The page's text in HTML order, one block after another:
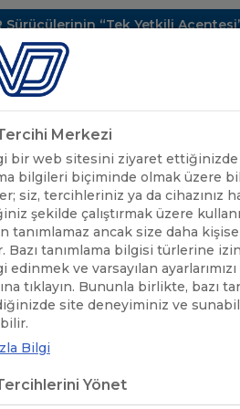
“Tek Yetkili Acentesi”
SEKTÖREL
HİZMETLERİMİZ / TOBBUYUM
ÇÖZÜM
Merkezi
bir web sitesini ziyaret ettiğinizde
bilgileri biçiminde olmak üzere
siz, tercihleriniz ya da cihazınız
şekilde çalıştırmak üzere
tanımlamaz ancak size daha
Bazı tanımlama bilgisi türlerine
edinmek ve varsayılan
tıklayın. Bununla birlikte, bazı
site deneyiminiz ve
Bilgi
Yönet